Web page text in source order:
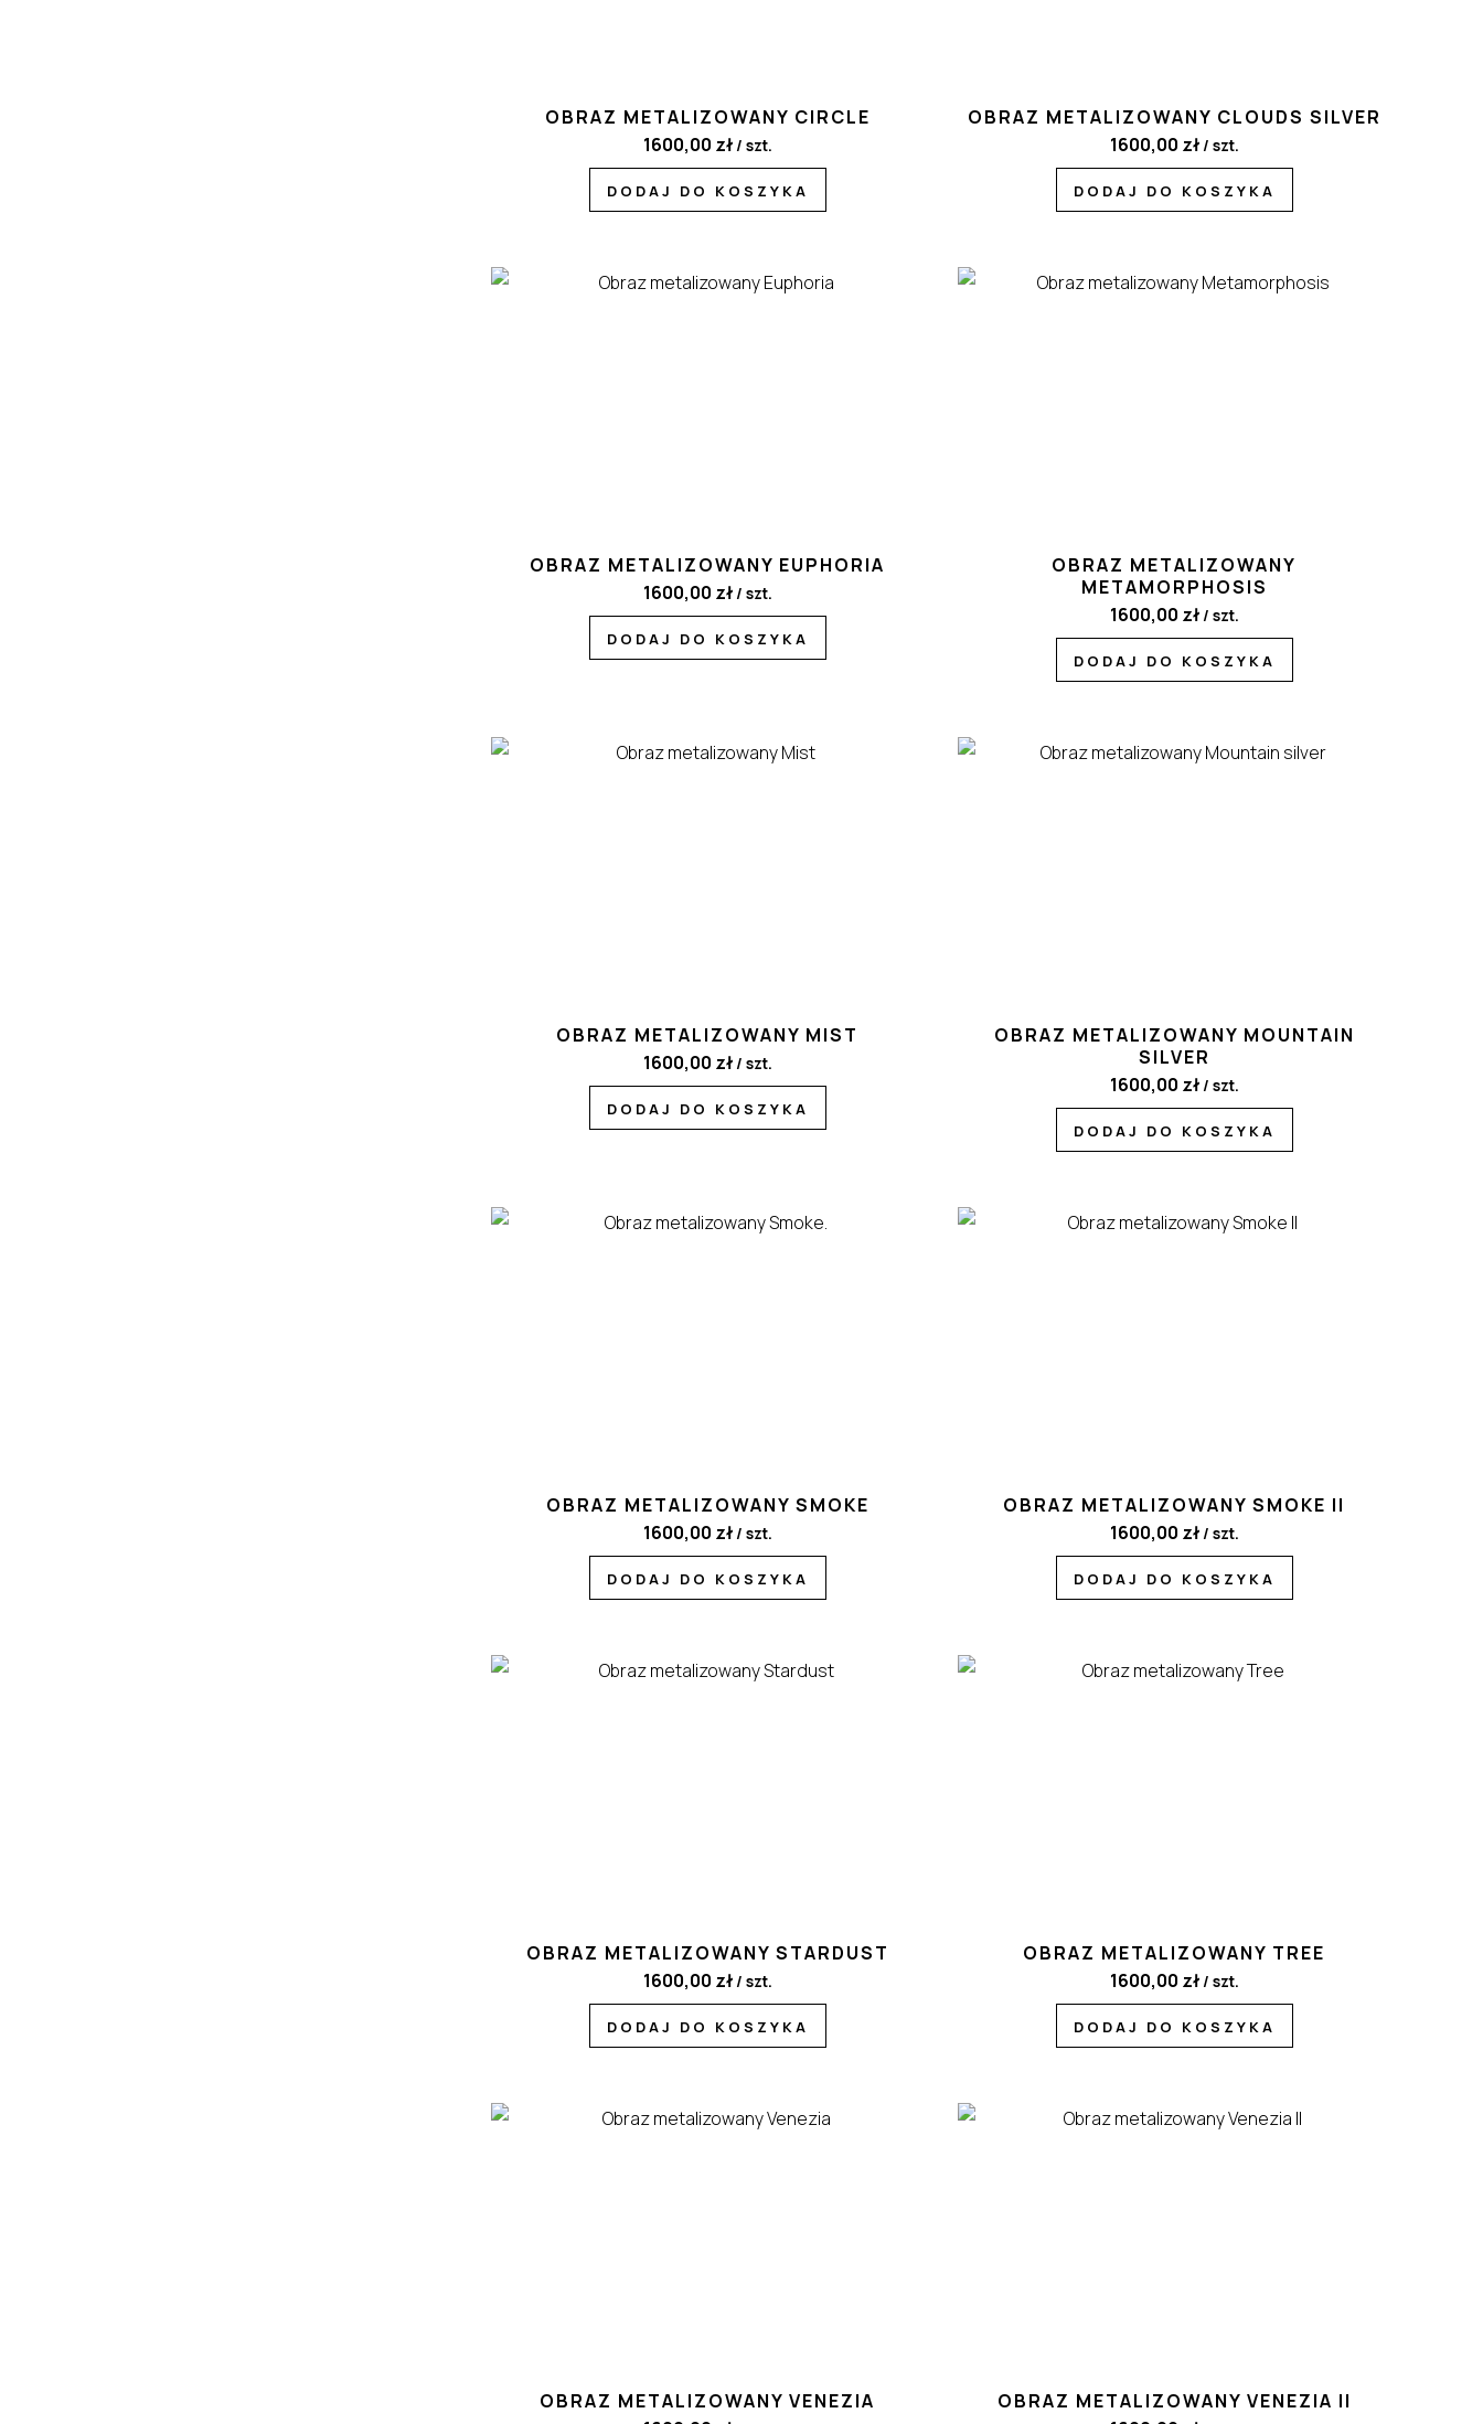
OBRAZ METALIZOWANY CIRCLE
1600,00 zł/ szt.
DODAJ DO KOSZYKA
OBRAZ METALIZOWANY CLOUDS SILVER
1600,00 zł/ szt.
DODAJ DO KOSZYKA
OBRAZ METALIZOWANY EUPHORIA
1600,00 zł/ szt.
DODAJ DO KOSZYKA
OBRAZ METALIZOWANY
METAMORPHOSIS
1600,00 zł/ szt.
DODAJ DO KOSZYKA
OBRAZ METALIZOWANY MIST
1600,00 zł/ szt.
DODAJ DO KOSZYKA
OBRAZ METALIZOWANY MOUNTAIN
SILVER
1600,00 zł/ szt.
DODAJ DO KOSZYKA
OBRAZ METALIZOWANY SMOKE
1600,00 zł/ szt.
DODAJ DO KOSZYKA
OBRAZ METALIZOWANY SMOKE II
1600,00 zł/ szt.
DODAJ DO KOSZYKA
OBRAZ METALIZOWANY STARDUST
1600,00 zł/ szt.
DODAJ DO KOSZYKA
OBRAZ METALIZOWANY TREE
1600,00 zł/ szt.
DODAJ DO KOSZYKA
OBRAZ METALIZOWANY VENEZIA
OBRAZ METALIZOWANY VENEZIA II